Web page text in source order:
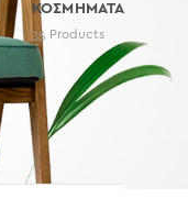
ΚΟΣΜΗΜΑΤΑ
35 Products